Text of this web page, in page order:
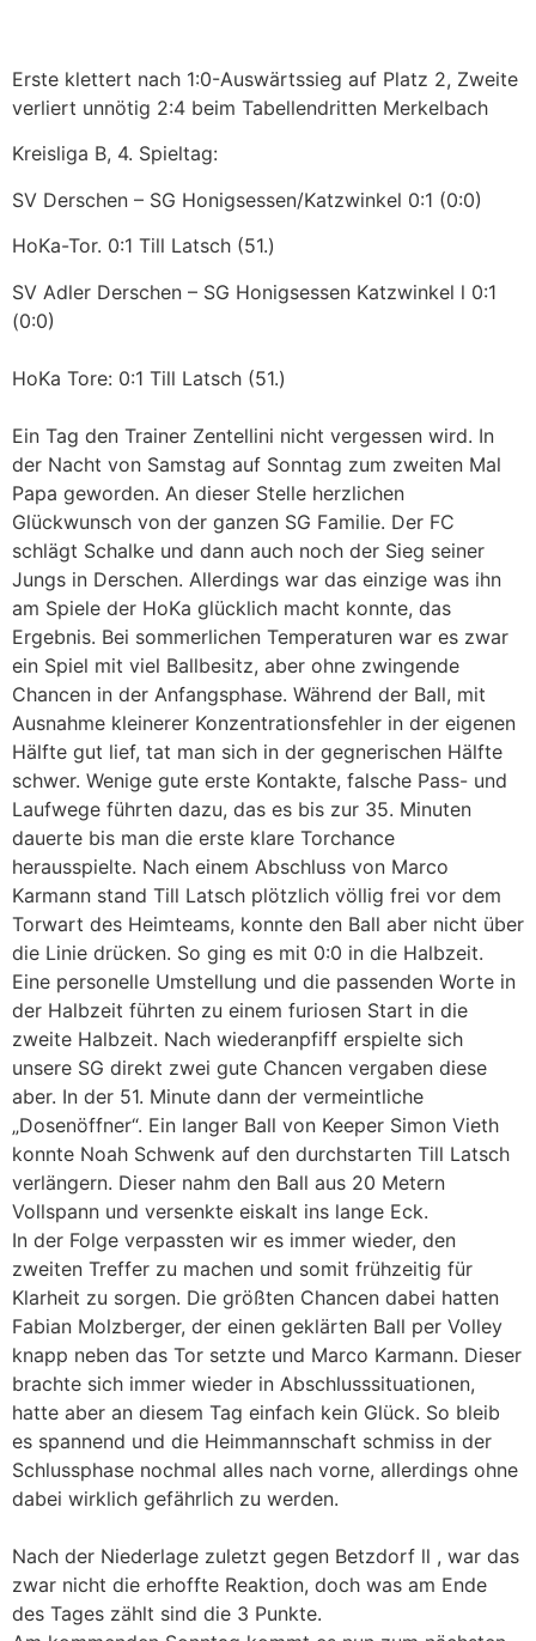
Erste klettert nach 1:0-Auswärtssieg auf Platz 2, Zweite
verliert unnötig 2:4 beim Tabellendritten Merkelbach
Kreisliga B, 4. Spieltag:
SV Derschen – SG Honigsessen/Katzwinkel 0:1 (0:0)
HoKa-Tor. 0:1 Till Latsch (51.)
SV Adler Derschen – SG Honigsessen Katzwinkel l 0:1
(0:0)
HoKa Tore: 0:1 Till Latsch (51.)
Ein Tag den Trainer Zentellini nicht vergessen wird. In
der Nacht von Samstag auf Sonntag zum zweiten Mal
Papa geworden. An dieser Stelle herzlichen
Glückwunsch von der ganzen SG Familie. Der FC
schlägt Schalke und dann auch noch der Sieg seiner
Jungs in Derschen. Allerdings war das einzige was ihn
am Spiele der HoKa glücklich macht konnte, das
Ergebnis. Bei sommerlichen Temperaturen war es zwar
ein Spiel mit viel Ballbesitz, aber ohne zwingende
Chancen in der Anfangsphase. Während der Ball, mit
Ausnahme kleinerer Konzentrationsfehler in der eigenen
Hälfte gut lief, tat man sich in der gegnerischen Hälfte
schwer. Wenige gute erste Kontakte, falsche Pass- und
Laufwege führten dazu, das es bis zur 35. Minuten
dauerte bis man die erste klare Torchance
herausspielte. Nach einem Abschluss von Marco
Karmann stand Till Latsch plötzlich völlig frei vor dem
Torwart des Heimteams, konnte den Ball aber nicht über
die Linie drücken. So ging es mit 0:0 in die Halbzeit.
Eine personelle Umstellung und die passenden Worte in
der Halbzeit führten zu einem furiosen Start in die
zweite Halbzeit. Nach wiederanpfiff erspielte sich
unsere SG direkt zwei gute Chancen vergaben diese
aber. In der 51. Minute dann der vermeintliche
„Dosenöffner“. Ein langer Ball von Keeper Simon Vieth
konnte Noah Schwenk auf den durchstarten Till Latsch
verlängern. Dieser nahm den Ball aus 20 Metern
Vollspann und versenkte eiskalt ins lange Eck.
In der Folge verpassten wir es immer wieder, den
zweiten Treffer zu machen und somit frühzeitig für
Klarheit zu sorgen. Die größten Chancen dabei hatten
Fabian Molzberger, der einen geklärten Ball per Volley
knapp neben das Tor setzte und Marco Karmann. Dieser
brachte sich immer wieder in Abschlusssituationen,
hatte aber an diesem Tag einfach kein Glück. So bleib
es spannend und die Heimmannschaft schmiss in der
Schlussphase nochmal alles nach vorne, allerdings ohne
dabei wirklich gefährlich zu werden.
Nach der Niederlage zuletzt gegen Betzdorf ll , war das
zwar nicht die erhoffte Reaktion, doch was am Ende
des Tages zählt sind die 3 Punkte.